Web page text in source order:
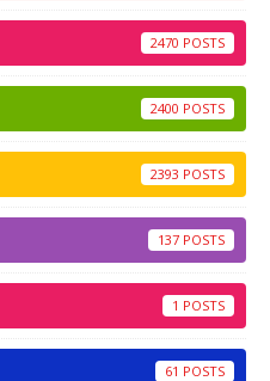
2470
2400
2393
137
1
61